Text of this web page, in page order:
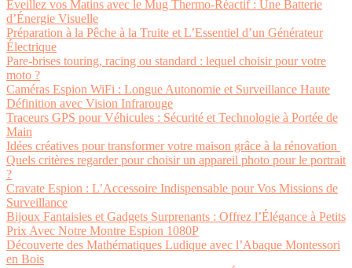
Éveillez vos Matins avec le Mug Thermo-Réactif : Une Batterie
d’Énergie Visuelle
Préparation à la Pêche à la Truite et L’Essentiel d’un Générateur
Électrique
Pare-brises touring, racing ou standard : lequel choisir pour votre
moto ?
Caméras Espion WiFi : Longue Autonomie et Surveillance Haute
Définition avec Vision Infrarouge
Traceurs GPS pour Véhicules : Sécurité et Technologie à Portée de
Main
Idées créatives pour transformer votre maison grâce à la rénovation
Quels critères regarder pour choisir un appareil photo pour le portrait
?
Cravate Espion : L’Accessoire Indispensable pour Vos Missions de
Surveillance
Bijoux Fantaisies et Gadgets Surprenants : Offrez l’Élégance à Petits
Prix Avec Notre Montre Espion 1080P
Découverte des Mathématiques Ludique avec l’Abaque Montessori
en Bois